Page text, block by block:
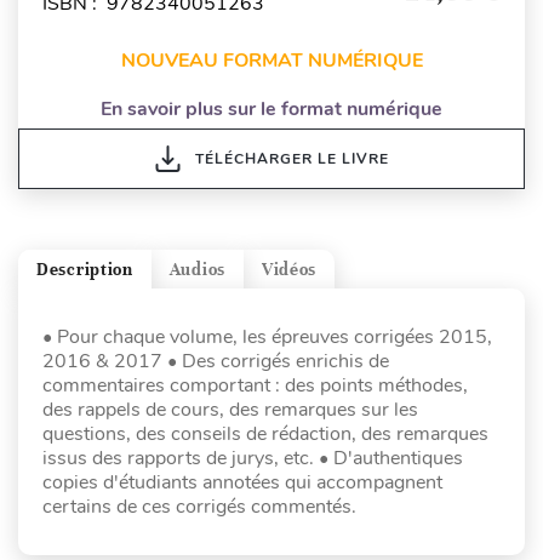
NOUVEAU FORMAT NUMÉRIQUE
En savoir plus sur le format numérique
TÉLÉCHARGER LE LIVRE
Vidéos
Audios
Description
• Pour chaque volume, les épreuves corrigées 2015,
2016 & 2017 • Des corrigés enrichis de
commentaires comportant : des points méthodes,
des rappels de cours, des remarques sur les
questions, des conseils de rédaction, des remarques
issus des rapports de jurys, etc. • D'authentiques
copies d'étudiants annotées qui accompagnent
certains de ces corrigés commentés.